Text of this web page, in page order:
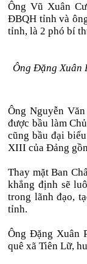
Ông Vũ Xuân
ĐBQH tỉnh và
tỉnh, là 2 phó bí
Ông Đặng Xuân
Ông Nguyễn
được bầu làm
cũng bầu đại
XIII của Đảng
Thay mặt Ban
khẳng định sẽ
trong lãnh đạo,
tỉnh.
Ông Đặng Xuân
quê xã Tiên Lữ,